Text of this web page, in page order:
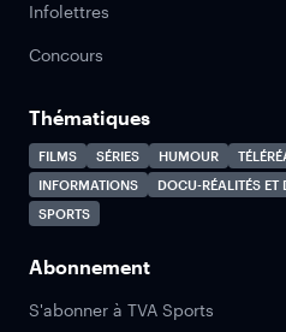
Infolettres
Concours
Thématiques
FILMS SÉRIES HUMOUR
INFORMATIONS
DOCU-RÉALITÉS ET
SPORTS
Abonnement
S'abonner à TVA Sports